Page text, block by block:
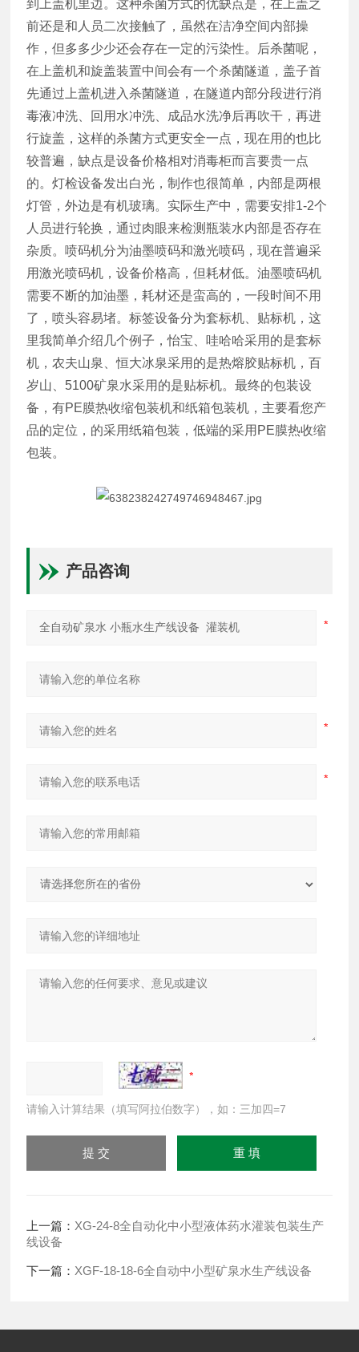
到上盖机里边。这种杀菌方式的优缺点是，在上盖之
前还是和人员二次接触了，虽然在洁净空间内部操
作，但多多少少还会存在一定的污染性。后杀菌呢，
在上盖机和旋盖装置中间会有一个杀菌隧道，盖子首
先通过上盖机进入杀菌隧道，在隧道内部分段进行消
毒液冲洗、回用水冲洗、成品水洗净后再吹干，再进
行旋盖，这样的杀菌方式更安全一点，现在用的也比
较普遍，缺点是设备价格相对消毒柜而言要贵一点
的。灯检设备发出白光，制作也很简单，内部是两根
灯管，外边是有机玻璃。实际生产中，需要安排1-2个
人员进行轮换，通过肉眼来检测瓶装水内部是否存在
杂质。喷码机分为油墨喷码和激光喷码，现在普遍采
用激光喷码机，设备价格高，但耗材低。油墨喷码机
需要不断的加油墨，耗材还是蛮高的，一段时间不用
了，喷头容易堵。标签设备分为套标机、贴标机，这
里我简单介绍几个例子，怡宝、哇哈哈采用的是套标
机，农夫山泉、恒大冰泉采用的是热熔胶贴标机，百
岁山、5100矿泉水采用的是贴标机。最终的包装设
备，有PE膜热收缩包装机和纸箱包装机，主要看您产
品的定位，的采用纸箱包装，低端的采用PE膜热收缩
包装。
产品咨询
请输入计算结果（填写阿拉伯数字），如：三加四=7
上一篇： XG-24-8全自动化中小型液体药水灌装包装生产
线设备
下一篇： XGF-18-18-6全自动中小型矿泉水生产线设备